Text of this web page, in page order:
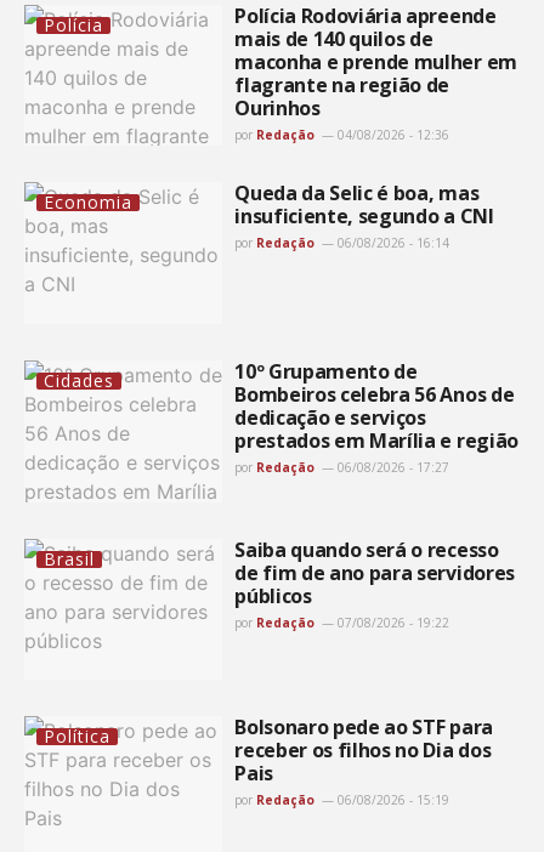
Polícia
Polícia Rodoviária apreende
mais de 140 quilos de
maconha e prende mulher em
flagrante na região de
Ourinhos
por Redação 04/08/2026 - 12:36
Economia
Queda da Selic é boa, mas
insuficiente, segundo a CNI
por Redação 06/08/2026 - 16:14
Cidades
10º Grupamento de
Bombeiros celebra 56 Anos de
dedicação e serviços
prestados em Marília e região
por Redação 06/08/2026 - 17:27
Brasil
Saiba quando será o recesso
de fim de ano para servidores
públicos
por Redação 07/08/2026 - 19:22
Política
Bolsonaro pede ao STF para
receber os filhos no Dia dos
Pais
por Redação 06/08/2026 - 15:19